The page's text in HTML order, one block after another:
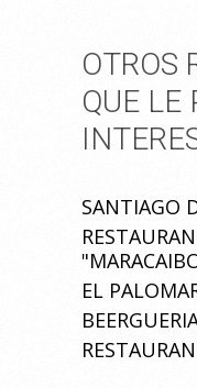
OTROS
QUE LE
SANTIAGO
EL